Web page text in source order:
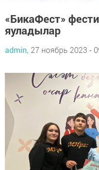
«БикаФест»
яуладылар
admin, 27 ноябрь 2023 -